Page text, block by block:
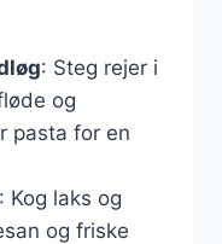
: Steg rejer i
og
pasta for en
: Kog laks og
og friske